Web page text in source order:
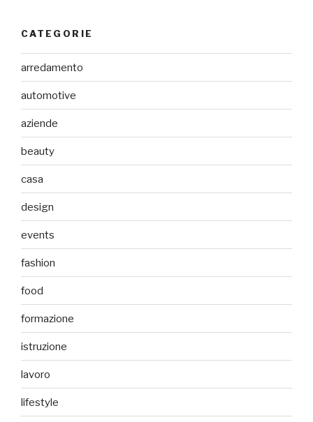
CATEGORIE
arredamento
automotive
aziende
beauty
casa
design
events
fashion
food
formazione
istruzione
lavoro
lifestyle